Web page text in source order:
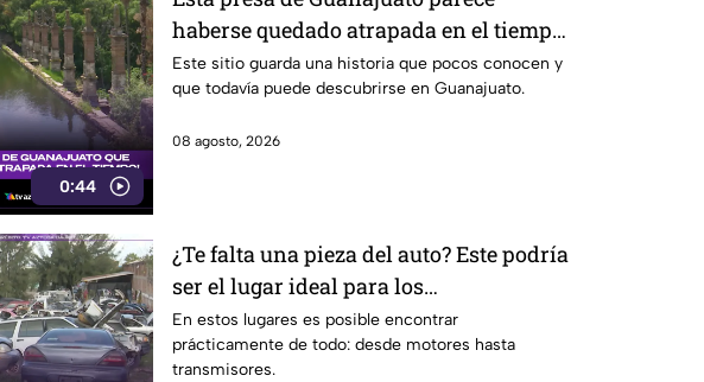
0:44
haberse quedado atrapada en el tiempo;
¿cuál es?
Este sitio guarda una historia que pocos conocen y
que todavía puede descubrirse en Guanajuato.
08 agosto, 2026
¿Te falta una pieza del auto? Este podría
ser el lugar ideal para los
automovilistas
En estos lugares es posible encontrar
prácticamente de todo: desde motores hasta
transmisores.